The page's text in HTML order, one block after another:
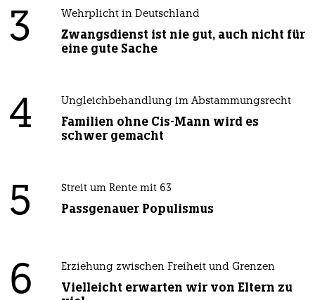
3 Wehrplicht in Deutschland
Zwangsdienst ist nie gut, auch nicht für
eine gute Sache
4 Ungleichbehandlung im Abstammungsrecht
Familien ohne Cis-Mann wird es
schwer gemacht
5 Streit um Rente mit 63
Passgenauer Populismus
6 Erziehung zwischen Freiheit und Grenzen
Vielleicht erwarten wir von Eltern zu